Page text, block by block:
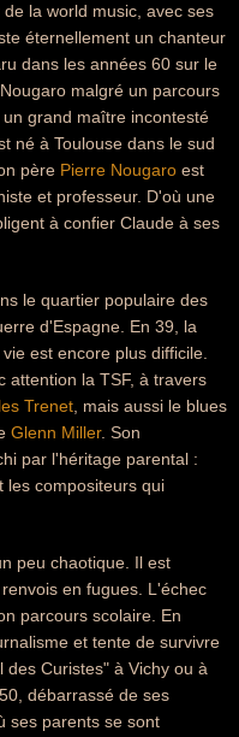
la world music, avec ses
éternellement un chanteur
dans les années 60 sur le
malgré un parcours
grand maître incontesté
né à Toulouse dans le sud
père Pierre Nougaro est
et professeur. D'où une
à confier Claude à ses
le quartier populaire des
d'Espagne. En 39, la
est encore plus difficile.
attention la TSF, à travers
Trenet , mais aussi le blues
Glenn Miller. Son
par l'héritage parental :
les compositeurs qui
peu chaotique. Il est
en fugues. L'échec
parcours scolaire. En
et tente de survivre
Curistes" à Vichy ou à
débarrassé de ses
ses parents se sont